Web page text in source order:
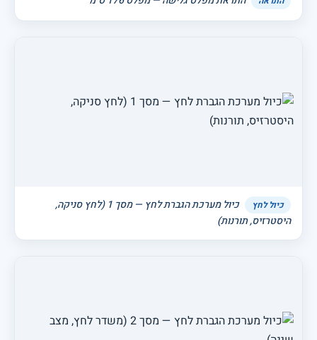
כיול לחץ
כיול מערכת הגברת לחץ — מסך 1 (לחץ סניקה,
היסטרזיס, תורנות)